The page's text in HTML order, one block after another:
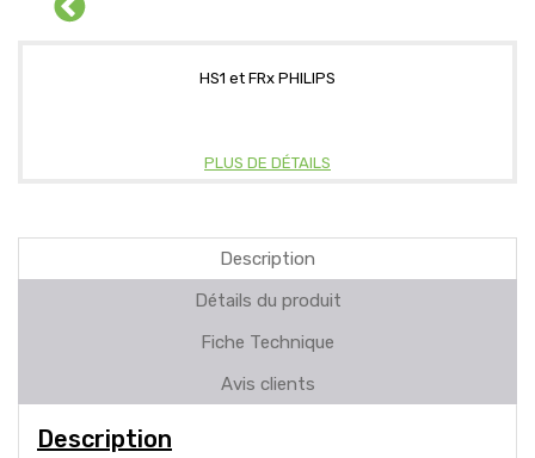
HS1 et FRx PHILIPS
PLUS DE DÉTAILS
Description
Détails du produit
Fiche Technique
Avis clients
Description